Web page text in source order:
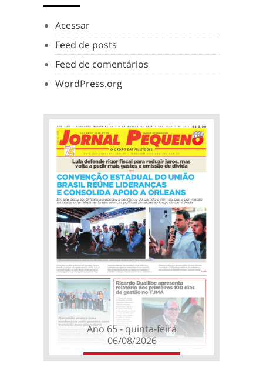
Acessar
Feed de posts
Feed de comentários
WordPress.org
Ano 65 - quinta-feira
06/08/2026